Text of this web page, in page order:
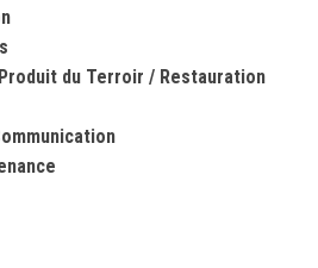
du Terroir / Restauration